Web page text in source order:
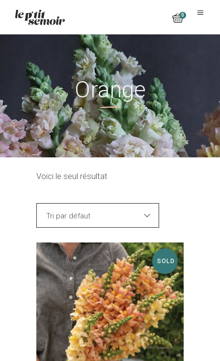
0
No products in the cart.
Orange
Voici le seul résultat
Tri par défaut
SOLD